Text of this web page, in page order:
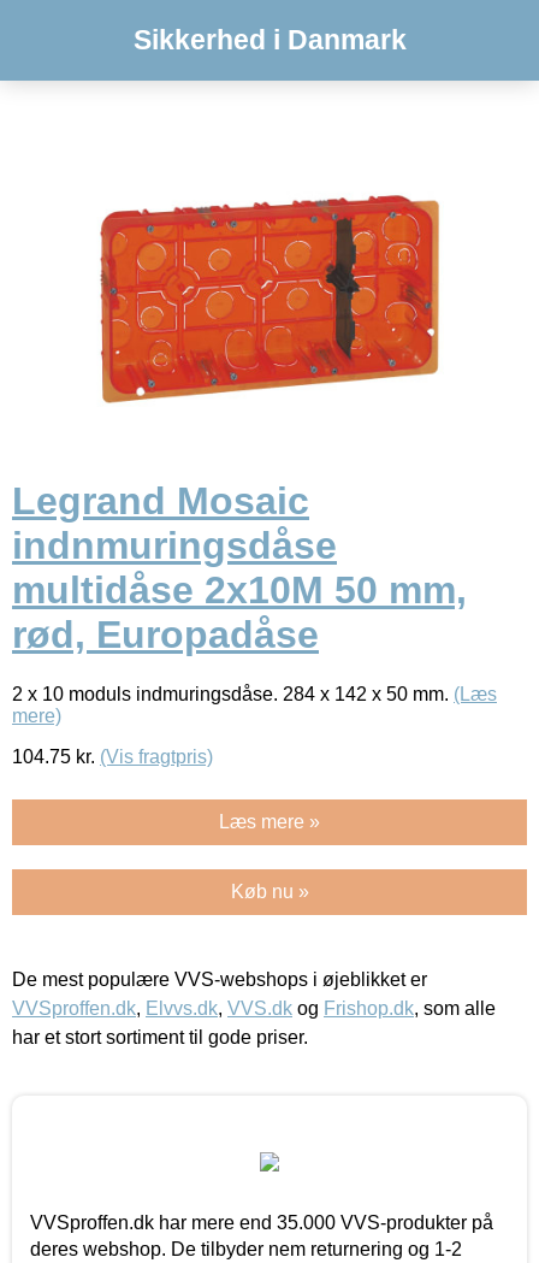
Sikkerhed i Danmark
Legrand Mosaic
indnmuringsdåse
multidåse 2x10M 50 mm,
rød, Europadåse
2 x 10 moduls indmuringsdåse. 284 x 142 x 50 mm. (Læs
mere)
104.75 kr. (Vis fragtpris)
Læs mere »
Køb nu »
De mest populære VVS-webshops i øjeblikket er
VVSproffen.dk, Elvvs.dk, VVS.dk og Frishop.dk, som alle
har et stort sortiment til gode priser.
VVSproffen.dk har mere end 35.000 VVS-produkter på
deres webshop. De tilbyder nem returnering og 1-2